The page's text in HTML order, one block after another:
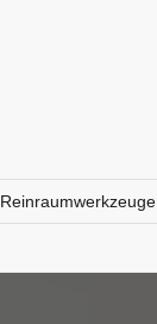
Reinraumwerkzeuge